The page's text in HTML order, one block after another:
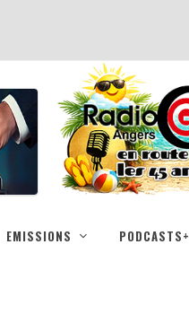
EMISSIONS PODCASTS+